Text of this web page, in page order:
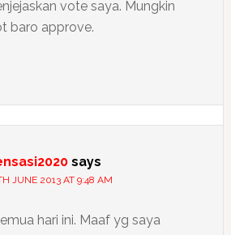
vote saya. Mungkin
baro approve.
says
JUNE 2013 AT 9:48 AM
hari ini. Maaf yg saya